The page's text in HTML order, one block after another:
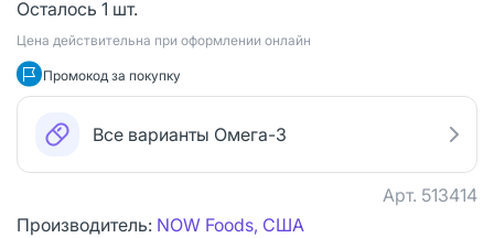
Осталось 1 шт.
Цена действительна при оформлении онлайн
Промокод за покупку
Все варианты Омега-3
Арт. 513414
Производитель: NOW Foods, США